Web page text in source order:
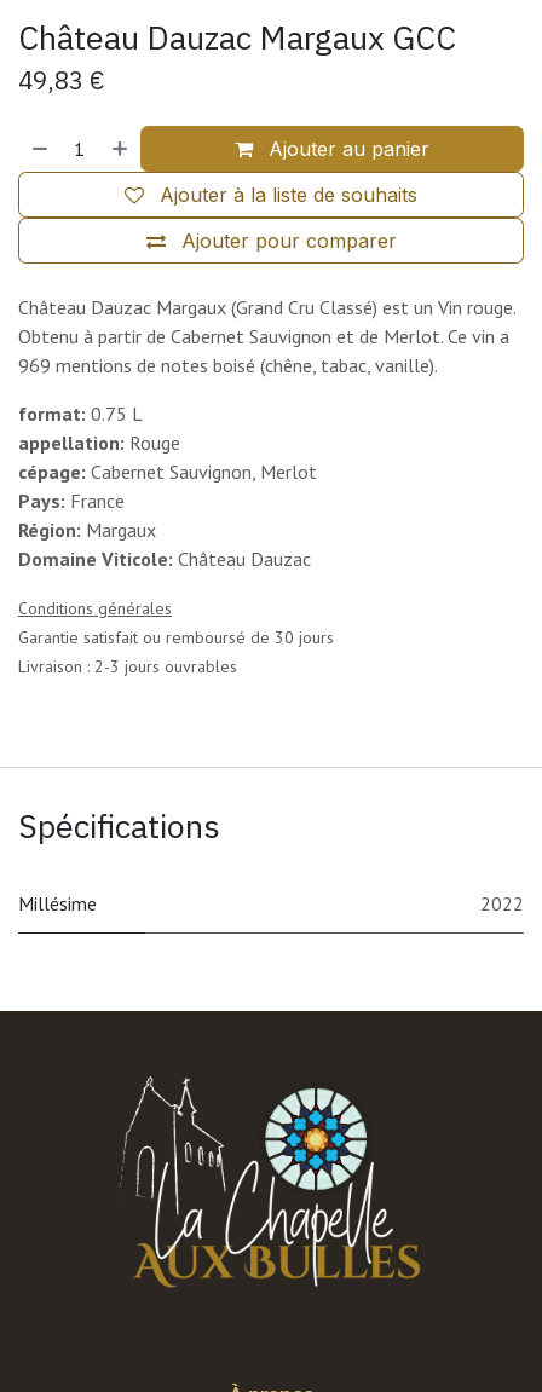
Château Dauzac Margaux GCC
49,83 €
Ajouter au panier
Ajouter pour comparer
Ajouter à la liste de souhaits
Château Dauzac Margaux (Grand Cru Classé) est un Vin rouge.
Obtenu à partir de Cabernet Sauvignon et de Merlot. Ce vin a
969 mentions de notes boisé (chêne, tabac, vanille).
format: 0.75 L
appellation: Rouge
cépage: Cabernet Sauvignon, Merlot
Pays: France
Région: Margaux
Domaine Viticole: Château Dauzac
Conditions générales
Garantie satisfait ou remboursé de 30 jours
Livraison : 2-3 jours ouvrables
Spécifications
Millésime 2022